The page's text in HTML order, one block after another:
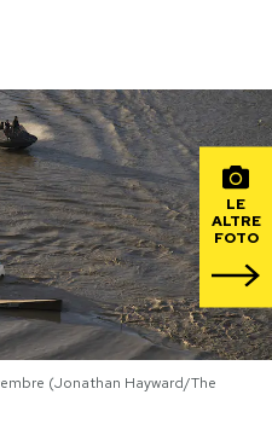
Altrecose
Mondiali calcio 2026
LE
ALTRE
FOTO
(Jonathan Hayward/The